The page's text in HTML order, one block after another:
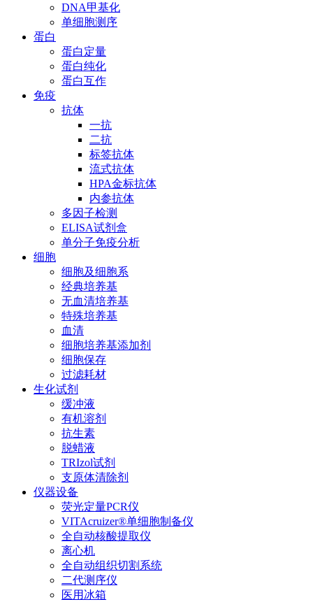
DNA甲基化
单细胞测序
蛋白
蛋白定量
蛋白纯化
蛋白互作
免疫
抗体
一抗
二抗
标签抗体
流式抗体
HPA金标抗体
内参抗体
多因子检测
ELISA试剂盒
单分子免疫分析
细胞
细胞及细胞系
经典培养基
无血清培养基
特殊培养基
血清
细胞培养基添加剂
细胞保存
过滤耗材
生化试剂
缓冲液
有机溶剂
抗生素
脱蜡液
TRIzol试剂
支原体清除剂
仪器设备
荧光定量PCR仪
VITAcruizer®单细胞制备仪
全自动核酸提取仪
离心机
全自动组织切割系统
二代测序仪
医用冰箱